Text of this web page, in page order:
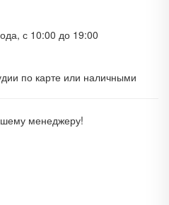
с 10:00 до 19:00
по карте или наличными
менеджеру!